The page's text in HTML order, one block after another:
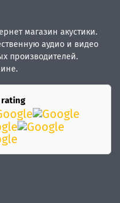
магазин акустики.
аудио и видео
производителей.
rating